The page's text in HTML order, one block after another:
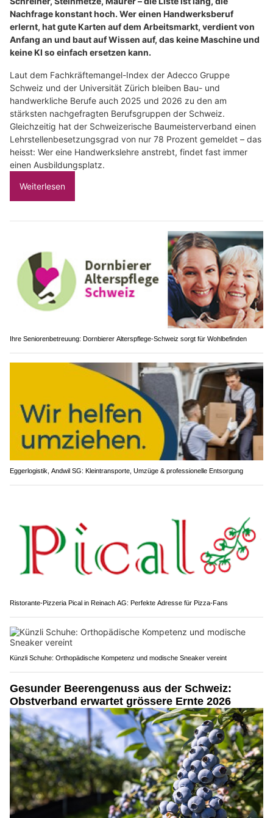
Nachfrage konstant hoch. Wer einen Handwerksberuf
erlernt, hat gute Karten auf dem Arbeitsmarkt, verdient von
Anfang an und baut auf Wissen auf, das keine Maschine und
keine KI so einfach ersetzen kann.
Laut dem Fachkräftemangel-Index der Adecco Gruppe
Schweiz und der Universität Zürich bleiben Bau- und
handwerkliche Berufe auch 2025 und 2026 zu den am
stärksten nachgefragten Berufsgruppen der Schweiz.
Gleichzeitig hat der Schweizerische Baumeisterverband einen
Lehrstellenbesetzungsgrad von nur 78 Prozent gemeldet – das
heisst: Wer eine Handwerkslehre anstrebt, findet fast immer
einen Ausbildungsplatz.
Weiterlesen
Ihre Seniorenbetreuung: Dornbierer Alterspflege-Schweiz sorgt für Wohlbefinden
Eggerlogistik, Andwil SG: Kleintransporte, Umzüge & professionelle Entsorgung
Ristorante-Pizzeria Pical in Reinach AG: Perfekte Adresse für Pizza-Fans
Künzli Schuhe: Orthopädische Kompetenz und modische Sneaker vereint
Gesunder Beerengenuss aus der Schweiz:
Obstverband erwartet grössere Ernte 2026